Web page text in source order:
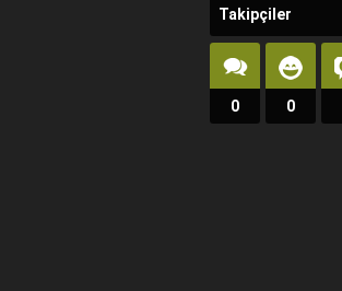
Takipçiler
0 0